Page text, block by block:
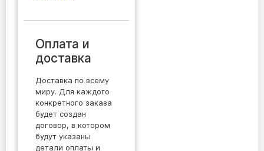
Оплата и
доставка
Доставка по всему
миру. Для каждого
конкретного заказа
будет создан
договор, в котором
будут указаны
детали оплаты и